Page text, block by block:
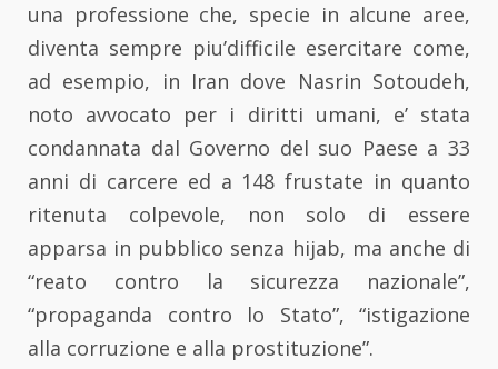
una professione che, specie in alcune aree,
diventa sempre piu’difficile esercitare come,
ad esempio, in Iran dove Nasrin Sotoudeh,
noto avvocato per i diritti umani, e’ stata
condannata dal Governo del suo Paese a 33
anni di carcere ed a 148 frustate in quanto
ritenuta colpevole, non solo di essere
apparsa in pubblico senza hijab, ma anche di
“reato contro la sicurezza nazionale”,
“propaganda contro lo Stato”, “istigazione
alla corruzione e alla prostituzione”.